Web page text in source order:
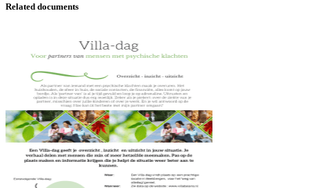
Related documents